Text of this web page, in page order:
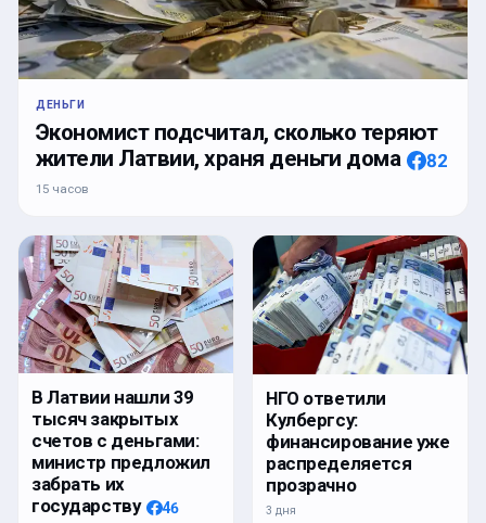
ДЕНЬГИ
Экономист подсчитал, сколько теряют
жители Латвии, храня деньги дома
82
15 часов
В Латвии нашли 39
тысяч закрытых
счетов с деньгами:
министр предложил
забрать их
государству
46
НГО ответили
Кулбергсу:
финансирование уже
распределяется
прозрачно
3 дня